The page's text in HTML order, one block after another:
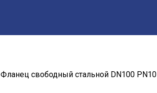
Фланец свободный стальной DN100 РN10